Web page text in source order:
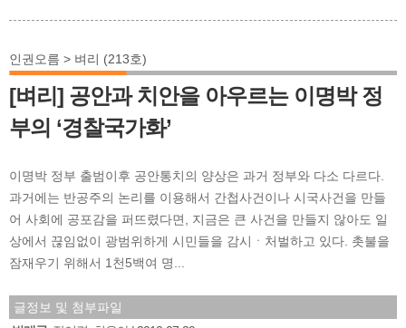
인권오름 > 벼리 (213호)
[벼리] 공안과 치안을 아우르는 이명박 정
부의 ‘경찰국가화’
이명박 정부 출범이후 공안통치의 양상은 과거 정부와 다소 다르다.
과거에는 반공주의 논리를 이용해서 간첩사건이나 시국사건을 만들
어 사회에 공포감을 퍼뜨렸다면, 지금은 큰 사건을 만들지 않아도 일
상에서 끊임없이 광범위하게 시민들을 감시ㆍ처벌하고 있다. 촛불을
잠재우기 위해서 1천5백여 명...
글정보 및 첨부파일